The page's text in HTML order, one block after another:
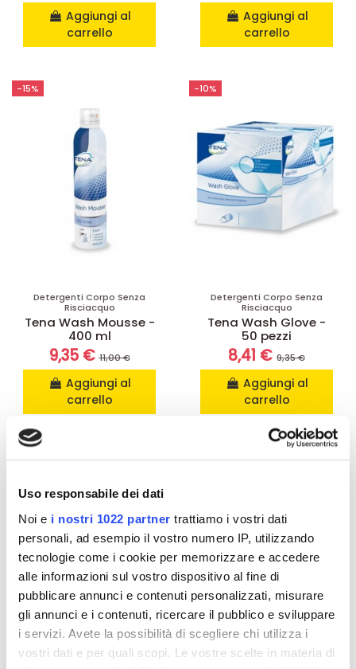
Uso responsabile dei dati
Noi e i nostri 1022 partner trattiamo i vostri dati
personali, ad esempio il vostro numero IP, utilizzando
tecnologie come i cookie per memorizzare e accedere
alle informazioni sul vostro dispositivo al fine di
pubblicare annunci e contenuti personalizzati, misurare
gli annunci e i contenuti, ricercare il pubblico e sviluppare
i servizi. Avete la possibilità di scegliere chi utilizza i
vostri dati e per quali scopi. Le vostre scelte in materia di
Aggiungi al
carrello
Aggiungi al
carrello
-15%
Detergenti Corpo Senza
Risciacquo
Tena Wash Mousse -
400 ml
9,35 €11,00 €
Aggiungi al
carrello
-10%
Detergenti Corpo Senza
Risciacquo
Tena Wash Glove -
50 pezzi
8,41 € 9,35 €
Aggiungi al
carrello